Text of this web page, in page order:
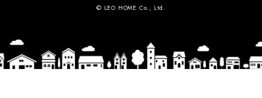
© LEO HOME Co., Ltd.